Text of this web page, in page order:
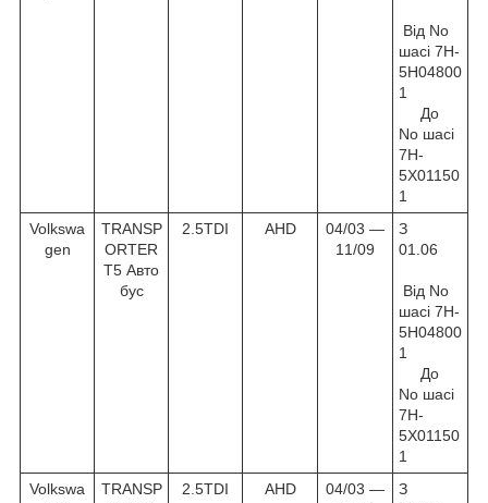
Від No
шасі 7H-
5H04800
1
До
No шасі
7H-
5X01150
1
Volkswa
gen
TRANSP
ORTER
T5 Авто
бус
2.5TDI AHD
04/03 ―
11/09
З
01.06
Від No
шасі 7H-
5H04800
1
До
No шасі
7H-
5X01150
1
Volkswa
TRANSP
2.5TDI AHD
04/03 ―
З